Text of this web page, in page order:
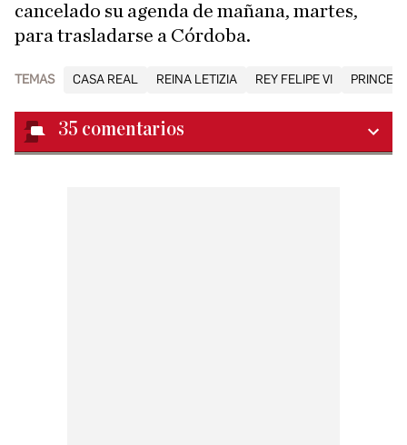
cancelado su agenda de mañana, martes,
para trasladarse a Córdoba.
TEMAS CASA REAL REINA LETIZIA REY FELIPE VI
35 comentarios